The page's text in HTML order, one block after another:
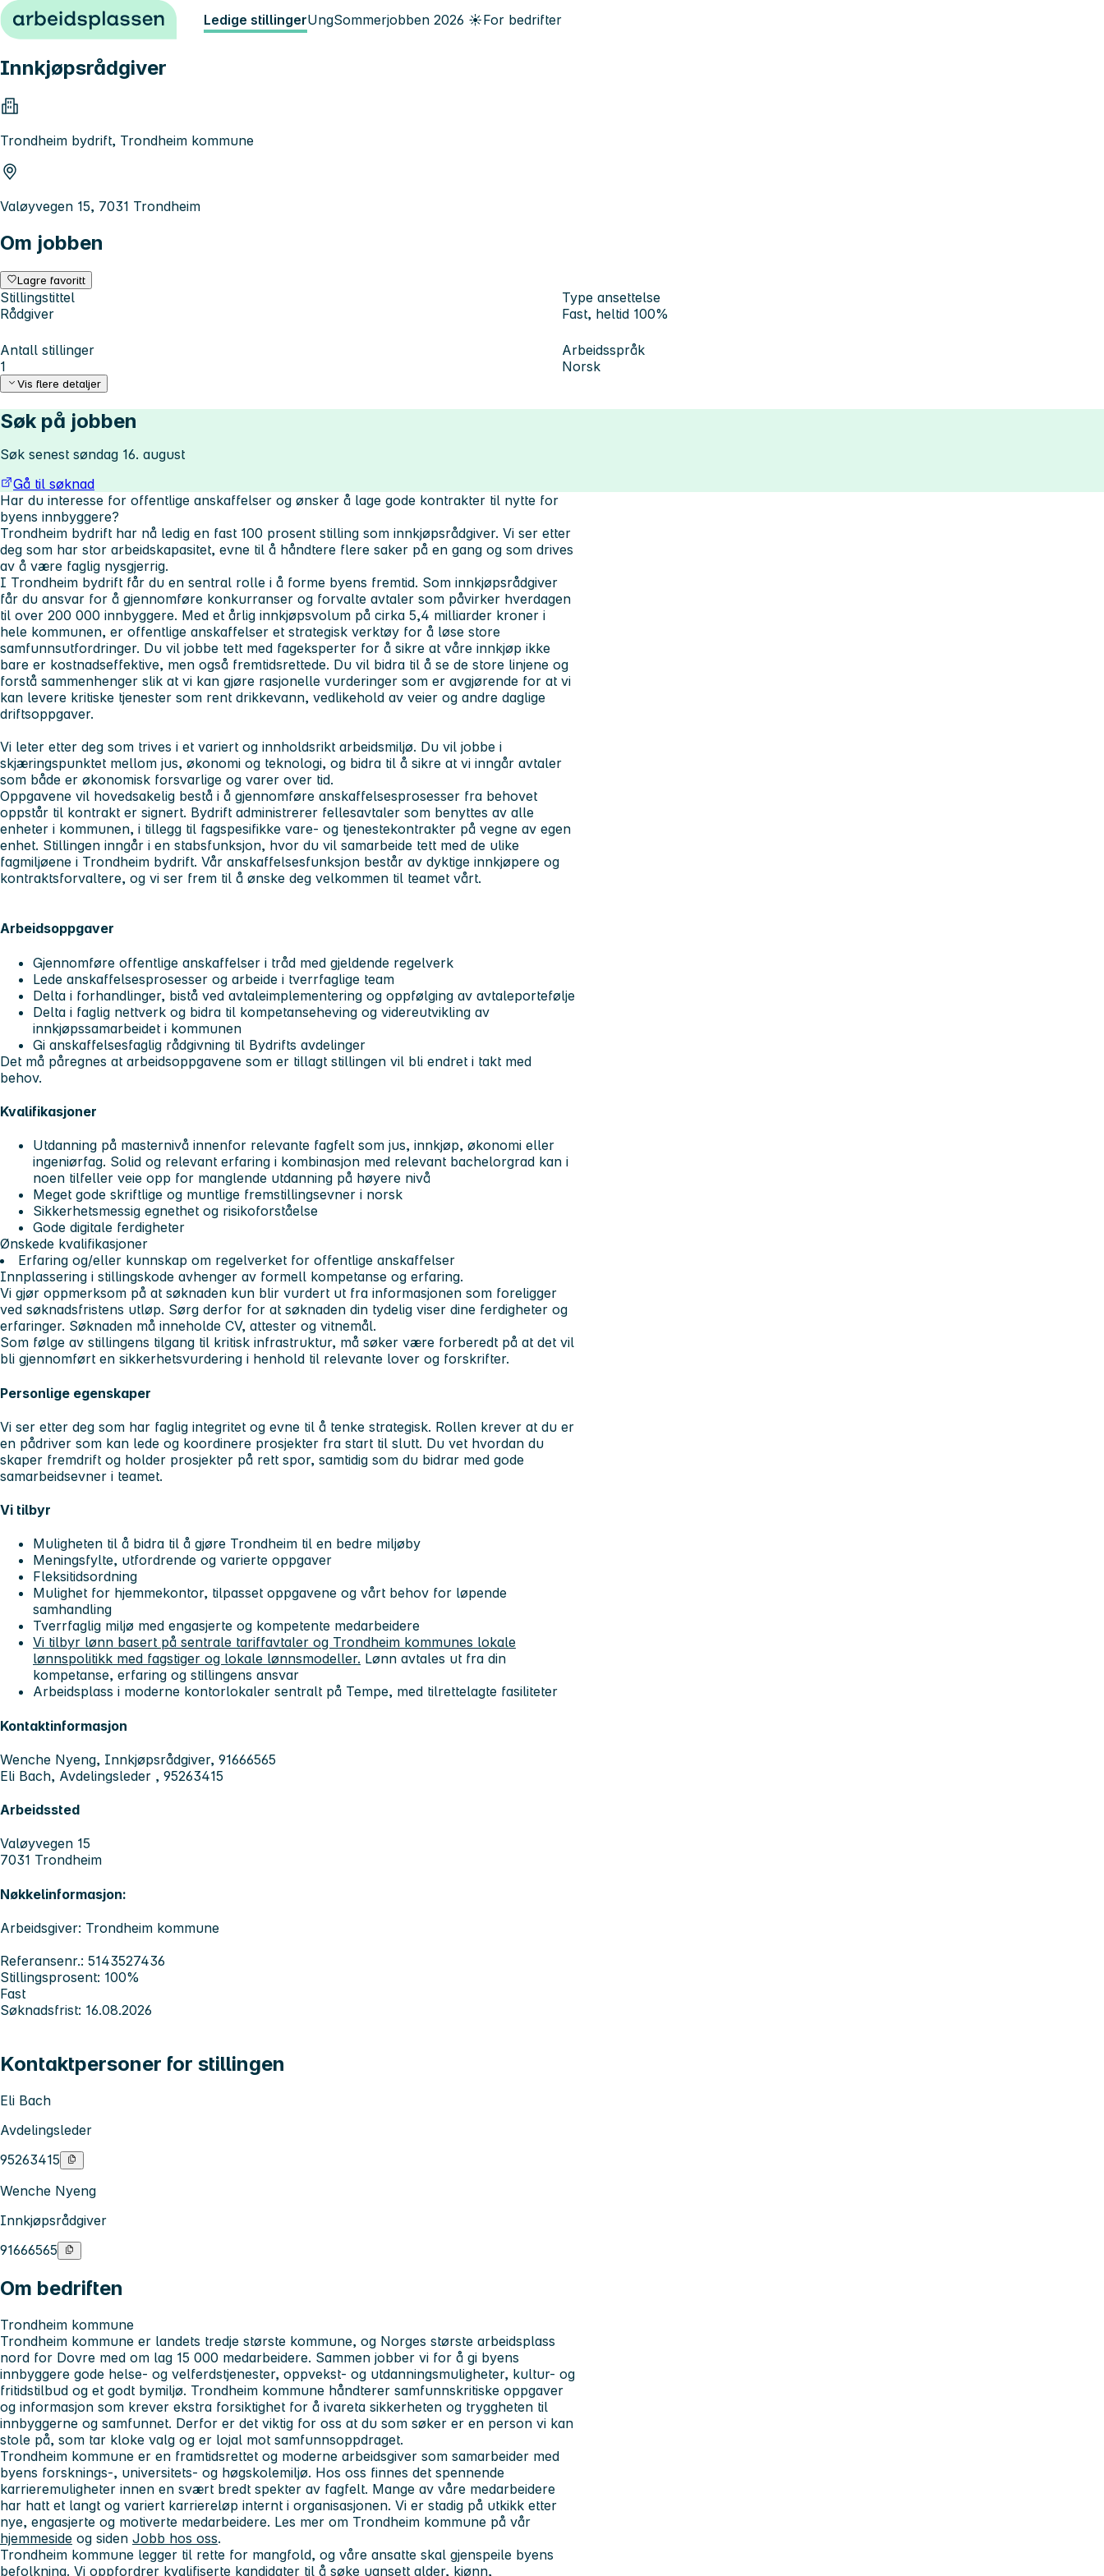
Hopp til innhold Ledige stillingerUngSommerjobben 2026 ☀️For bedrifter
Innkjøpsrådgiver
Trondheim bydrift, Trondheim kommune
Valøyvegen 15, 7031 Trondheim
Om jobben
Lagre favoritt
Stillingstittel
Rådgiver
Type ansettelse
Fast, heltid 100%
Antall stillinger
1
Arbeidsspråk
Norsk
Vis flere detaljer
Søk på jobben
Søk senest søndag 16. august
Gå til søknad
Har du interesse for offentlige anskaffelser og ønsker å lage gode kontrakter til nytte for
byens innbyggere?
Trondheim bydrift har nå ledig en fast 100 prosent stilling som innkjøpsrådgiver. Vi ser etter
deg som har stor arbeidskapasitet, evne til å håndtere flere saker på en gang og som drives
av å være faglig nysgjerrig.
I Trondheim bydrift får du en sentral rolle i å forme byens fremtid. Som innkjøpsrådgiver
får du ansvar for å gjennomføre konkurranser og forvalte avtaler som påvirker hverdagen
til over 200 000 innbyggere. Med et årlig innkjøpsvolum på cirka 5,4 milliarder kroner i
hele kommunen, er offentlige anskaffelser et strategisk verktøy for å løse store
samfunnsutfordringer. Du vil jobbe tett med fageksperter for å sikre at våre innkjøp ikke
bare er kostnadseffektive, men også fremtidsrettede. Du vil bidra til å se de store linjene og
forstå sammenhenger slik at vi kan gjøre rasjonelle vurderinger som er avgjørende for at vi
kan levere kritiske tjenester som rent drikkevann, vedlikehold av veier og andre daglige
driftsoppgaver.
Vi leter etter deg som trives i et variert og innholdsrikt arbeidsmiljø. Du vil jobbe i
skjæringspunktet mellom jus, økonomi og teknologi, og bidra til å sikre at vi inngår avtaler
som både er økonomisk forsvarlige og varer over tid.
Oppgavene vil hovedsakelig bestå i å gjennomføre anskaffelsesprosesser fra behovet
oppstår til kontrakt er signert. Bydrift administrerer fellesavtaler som benyttes av alle
enheter i kommunen, i tillegg til fagspesifikke vare- og tjenestekontrakter på vegne av egen
enhet. Stillingen inngår i en stabsfunksjon, hvor du vil samarbeide tett med de ulike
fagmiljøene i Trondheim bydrift. Vår anskaffelsesfunksjon består av dyktige innkjøpere og
kontraktsforvaltere, og vi ser frem til å ønske deg velkommen til teamet vårt.
Arbeidsoppgaver
Gjennomføre offentlige anskaffelser i tråd med gjeldende regelverk
Lede anskaffelsesprosesser og arbeide i tverrfaglige team
Delta i forhandlinger, bistå ved avtaleimplementering og oppfølging av avtaleportefølje
Delta i faglig nettverk og bidra til kompetanseheving og videreutvikling av
innkjøpssamarbeidet i kommunen
Gi anskaffelsesfaglig rådgivning til Bydrifts avdelinger
Det må påregnes at arbeidsoppgavene som er tillagt stillingen vil bli endret i takt med
behov.
Kvalifikasjoner
Utdanning på masternivå innenfor relevante fagfelt som jus, innkjøp, økonomi eller
ingeniørfag. Solid og relevant erfaring i kombinasjon med relevant bachelorgrad kan i
noen tilfeller veie opp for manglende utdanning på høyere nivå
Meget gode skriftlige og muntlige fremstillingsevner i norsk
Sikkerhetsmessig egnethet og risikoforståelse
Gode digitale ferdigheter
Ønskede kvalifikasjoner
Erfaring og/eller kunnskap om regelverket for offentlige anskaffelser
Innplassering i stillingskode avhenger av formell kompetanse og erfaring.
Vi gjør oppmerksom på at søknaden kun blir vurdert ut fra informasjonen som foreligger
ved søknadsfristens utløp. Sørg derfor for at søknaden din tydelig viser dine ferdigheter og
erfaringer. Søknaden må inneholde CV, attester og vitnemål.
Som følge av stillingens tilgang til kritisk infrastruktur, må søker være forberedt på at det vil
bli gjennomført en sikkerhetsvurdering i henhold til relevante lover og forskrifter.
Personlige egenskaper
Vi ser etter deg som har faglig integritet og evne til å tenke strategisk. Rollen krever at du er
en pådriver som kan lede og koordinere prosjekter fra start til slutt. Du vet hvordan du
skaper fremdrift og holder prosjekter på rett spor, samtidig som du bidrar med gode
samarbeidsevner i teamet.
Vi tilbyr
Muligheten til å bidra til å gjøre Trondheim til en bedre miljøby
Meningsfylte, utfordrende og varierte oppgaver
Fleksitidsordning
Mulighet for hjemmekontor, tilpasset oppgavene og vårt behov for løpende
samhandling
Tverrfaglig miljø med engasjerte og kompetente medarbeidere
Vi tilbyr lønn basert på sentrale tariffavtaler og Trondheim kommunes lokale
lønnspolitikk med fagstiger og lokale lønnsmodeller. Lønn avtales ut fra din
kompetanse, erfaring og stillingens ansvar
Arbeidsplass i moderne kontorlokaler sentralt på Tempe, med tilrettelagte fasiliteter
Kontaktinformasjon
Wenche Nyeng, Innkjøpsrådgiver, 91666565
Eli Bach, Avdelingsleder , 95263415
Arbeidssted
Valøyvegen 15
7031 Trondheim
Nøkkelinformasjon:
Arbeidsgiver: Trondheim kommune
Referansenr.: 5143527436
Stillingsprosent: 100%
Fast
Søknadsfrist: 16.08.2026
Kontaktpersoner for stillingen
Eli Bach
Avdelingsleder
95263415
Wenche Nyeng
Innkjøpsrådgiver
91666565
Om bedriften
Trondheim kommune
Trondheim kommune er landets tredje største kommune, og Norges største arbeidsplass
nord for Dovre med om lag 15 000 medarbeidere. Sammen jobber vi for å gi byens
innbyggere gode helse- og velferdstjenester, oppvekst- og utdanningsmuligheter, kultur- og
fritidstilbud og et godt bymiljø. Trondheim kommune håndterer samfunnskritiske oppgaver
og informasjon som krever ekstra forsiktighet for å ivareta sikkerheten og tryggheten til
innbyggerne og samfunnet. Derfor er det viktig for oss at du som søker er en person vi kan
stole på, som tar kloke valg og er lojal mot samfunnsoppdraget.
Trondheim kommune er en framtidsrettet og moderne arbeidsgiver som samarbeider med
byens forsknings-, universitets- og høgskolemiljø. Hos oss finnes det spennende
karrieremuligheter innen en svært bredt spekter av fagfelt. Mange av våre medarbeidere
har hatt et langt og variert karriereløp internt i organisasjonen. Vi er stadig på utkikk etter
nye, engasjerte og motiverte medarbeidere. Les mer om Trondheim kommune på vår
hjemmeside og siden Jobb hos oss.
Trondheim kommune legger til rette for mangfold, og våre ansatte skal gjenspeile byens
befolkning. Vi oppfordrer kvalifiserte kandidater til å søke uansett alder, kjønn,